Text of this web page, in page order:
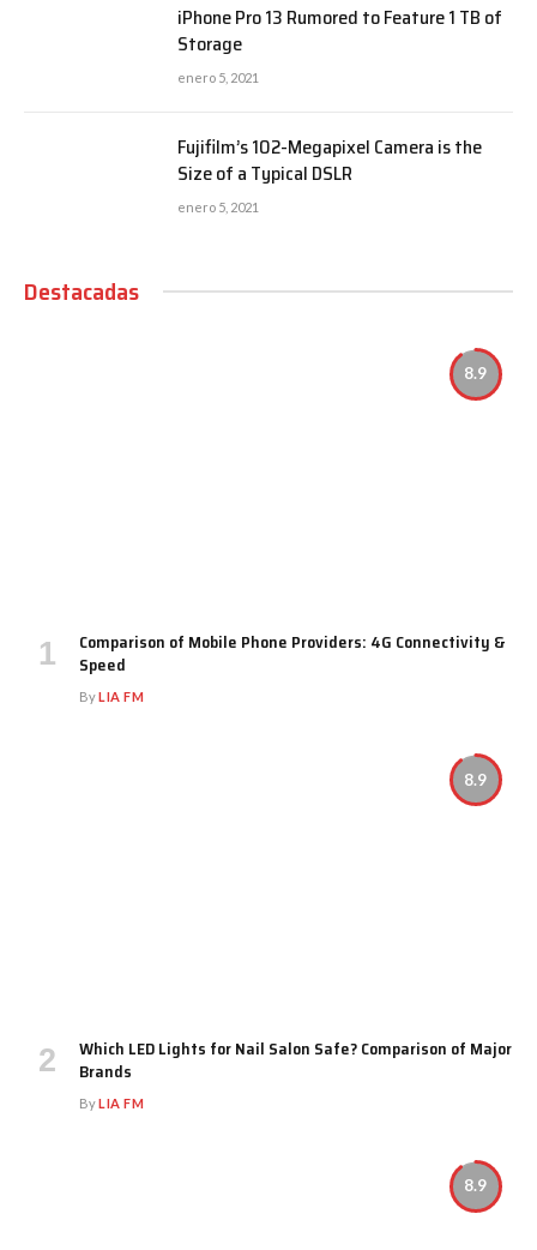
iPhone Pro 13 Rumored to Feature 1 TB of
Storage
enero 5, 2021
Fujifilm’s 102-Megapixel Camera is the
Size of a Typical DSLR
enero 5, 2021
Destacadas
8.9
Comparison of Mobile Phone Providers: 4G Connectivity &
Speed
ByLIA FM
8.9
Which LED Lights for Nail Salon Safe? Comparison of Major
Brands
ByLIA FM
8.9